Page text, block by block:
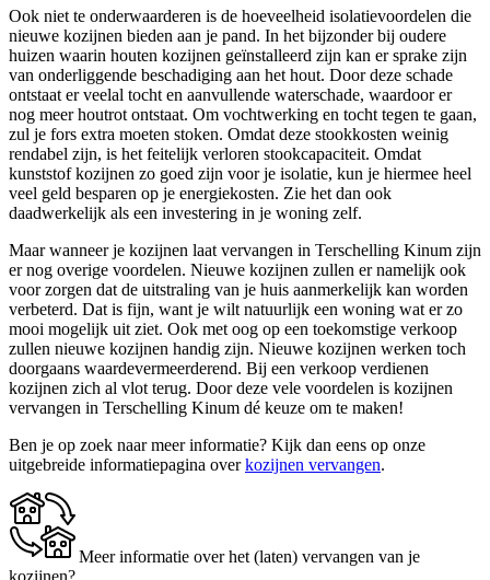
Ook niet te onderwaarderen is de hoeveelheid isolatievoordelen die
nieuwe kozijnen bieden aan je pand. In het bijzonder bij oudere
huizen waarin houten kozijnen geïnstalleerd zijn kan er sprake zijn
van onderliggende beschadiging aan het hout. Door deze schade
ontstaat er veelal tocht en aanvullende waterschade, waardoor er
nog meer houtrot ontstaat. Om vochtwerking en tocht tegen te gaan,
zul je fors extra moeten stoken. Omdat deze stookkosten weinig
rendabel zijn, is het feitelijk verloren stookcapaciteit. Omdat
kunststof kozijnen zo goed zijn voor je isolatie, kun je hiermee heel
veel geld besparen op je energiekosten. Zie het dan ook
daadwerkelijk als een investering in je woning zelf.
Maar wanneer je kozijnen laat vervangen in Terschelling Kinum zijn
er nog overige voordelen. Nieuwe kozijnen zullen er namelijk ook
voor zorgen dat de uitstraling van je huis aanmerkelijk kan worden
verbeterd. Dat is fijn, want je wilt natuurlijk een woning wat er zo
mooi mogelijk uit ziet. Ook met oog op een toekomstige verkoop
zullen nieuwe kozijnen handig zijn. Nieuwe kozijnen werken toch
doorgaans waardevermeerderend. Bij een verkoop verdienen
kozijnen zich al vlot terug. Door deze vele voordelen is kozijnen
vervangen in Terschelling Kinum dé keuze om te maken!
Ben je op zoek naar meer informatie? Kijk dan eens op onze
uitgebreide informatiepagina overkozijnen vervangen.
Meer informatie over het (laten) vervangen van je